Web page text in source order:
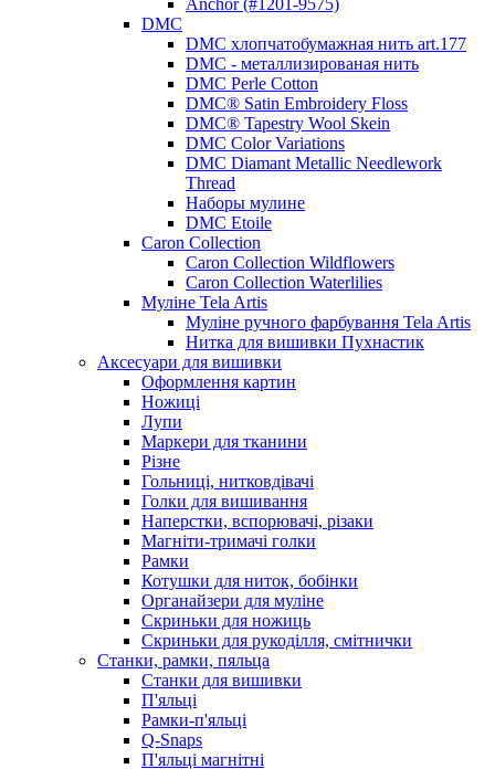
DMC
DMC хлопчатобумажная нить art.177
DMC - металлизированая нить
DMC Perle Cotton
DMC® Satin Embroidery Floss
DMC® Tapestry Wool Skein
DMC Color Variations
DMC Diamant Metallic Needlework
Thread
Наборы мулине
DMC Etoile
Caron Collection
Caron Collection Wildflowers
Caron Collection Waterlilies
Муліне Tela Artis
Муліне ручного фарбування Tela Artis
Нитка для вишивки Пухнастик
Аксесуари для вишивки
Оформлення картин
Ножиці
Лупи
Маркери для тканини
Різне
Гольниці, нитковдівачі
Голки для вишивання
Наперстки, вспорювачі, різаки
Магніти-тримачі голки
Рамки
Котушки для ниток, бобінки
Органайзери для муліне
Скриньки для ножиць
Скриньки для рукоділля, смітнички
Станки, рамки, пяльца
Станки для вишивки
П'яльці
Рамки-п'яльці
Q-Snaps
П'яльці магнітні